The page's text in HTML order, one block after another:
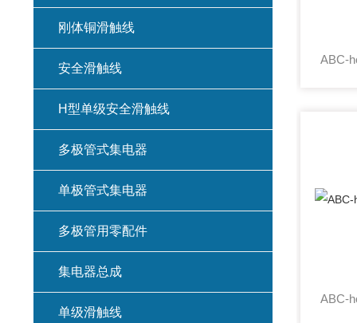
刚体铜滑触线
安全滑触线
H型单级安全滑触线
多极管式集电器
单极管式集电器
多极管用零配件
集电器总成
单级滑触线